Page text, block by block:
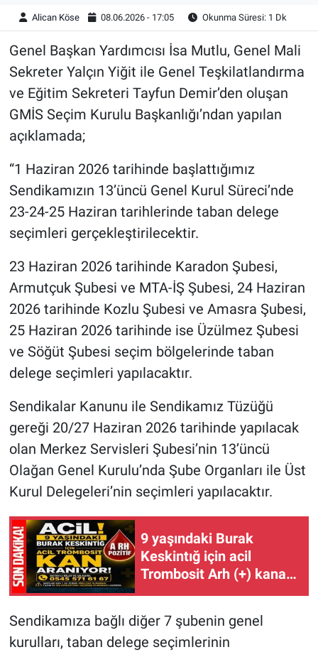
Alican Köse 08.06.2026 - 17:05 Okunma Süresi: 1 Dk
Genel Başkan Yardımcısı İsa Mutlu, Genel Mali
Sekreter Yalçın Yiğit ile Genel Teşkilatlandırma
ve Eğitim Sekreteri Tayfun Demir’den oluşan
GMİS Seçim Kurulu Başkanlığı’ndan yapılan
açıklamada;
“1 Haziran 2026 tarihinde başlattığımız
Sendikamızın 13’üncü Genel Kurul Süreci’nde
23-24-25 Haziran tarihlerinde taban delege
seçimleri gerçekleştirilecektir.
23 Haziran 2026 tarihinde Karadon Şubesi,
Armutçuk Şubesi ve MTA-İŞ Şubesi, 24 Haziran
2026 tarihinde Kozlu Şubesi ve Amasra Şubesi,
25 Haziran 2026 tarihinde ise Üzülmez Şubesi
ve Söğüt Şubesi seçim bölgelerinde taban
delege seçimleri yapılacaktır.
Sendikalar Kanunu ile Sendikamız Tüzüğü
gereği 20/27 Haziran 2026 tarihinde yapılacak
olan Merkez Servisleri Şubesi’nin 13’üncü
Olağan Genel Kurulu’nda Şube Organları ile Üst
Kurul Delegeleri’nin seçimleri yapılacaktır.
9 yaşındaki Burak
Keskintığ için acil
Trombosit Arh (+) kana
Sendikamıza bağlı diğer 7 şubenin genel
kurulları, taban delege seçimlerinin